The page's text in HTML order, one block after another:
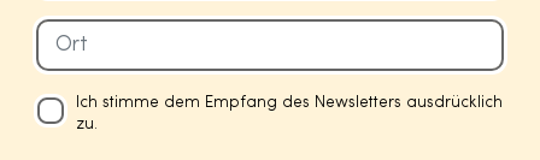
Ich stimme dem Empfang des Newsletters ausdrücklich
zu.